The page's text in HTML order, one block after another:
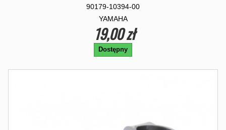
90179-10394-00
YAMAHA
19,00 zł
Dostępny